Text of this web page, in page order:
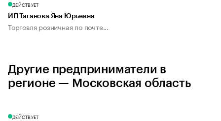
ДЕЙСТВУЕТ
ИП Таганова Яна Юрьевна
Торговля розничная по почте...
Другие предприниматели в
регионе — Московская область
ДЕЙСТВУЕТ